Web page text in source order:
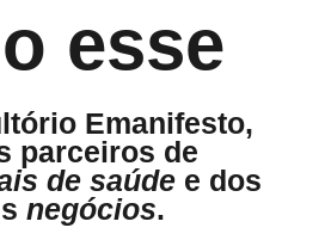
esse
Emanifesto,
parceiros de
de saúde e dos
negócios.